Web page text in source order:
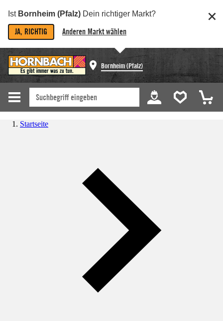
Ist Bornheim (Pfalz) Dein richtiger Markt?
JA, RICHTIG Anderen Markt wählen
Bornheim (Pfalz)
Startseite